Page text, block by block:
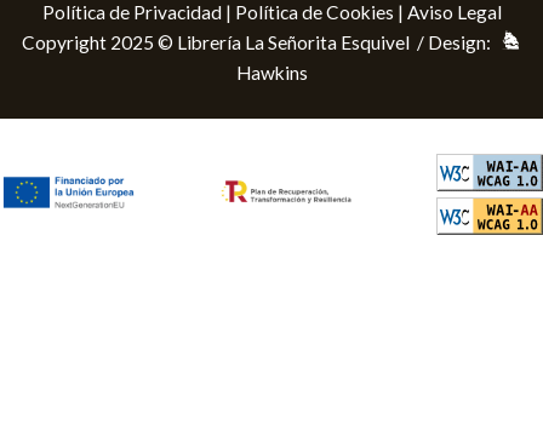
Política de Privacidad| Política de Cookies | Aviso Legal
Copyright 2025 © Librería La Señorita Esquivel / Design:
Hawkins